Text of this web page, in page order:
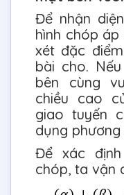
Để nhận
hình chóp
xét đặc
bài cho.
bên cùng
chiều cao
giao tuyến
dụng
Để xác
chóp, ta vận